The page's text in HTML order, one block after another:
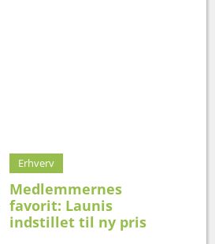
Erhverv
Medlemmernes
favorit: Launis
indstillet til ny pris